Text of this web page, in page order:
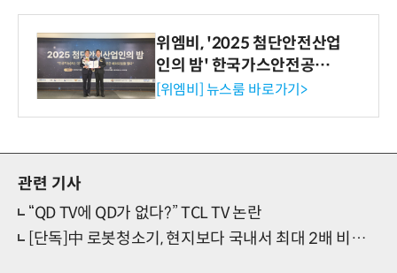
위엠비, '2025 첨단안전산업
인의 밤' 한국가스안전공사
사장상 수상
[위엠비] 뉴스룸 바로가기>
관련 기사
“QD TV에 QD가 없다?” TCL TV 논란
[단독]中 로봇청소기, 현지보다 국내서 최대 2배 비싸다